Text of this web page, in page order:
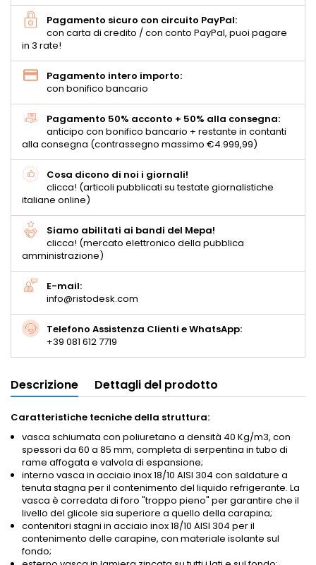
Pagamento sicuro con circuito PayPal:
con carta di credito / con conto PayPal, puoi pagare
in 3 rate!
Pagamento intero importo:
con bonifico bancario
Pagamento 50% acconto + 50% alla consegna:
anticipo con bonifico bancario + restante in contanti
alla consegna (contrassegno massimo €4.999,99)
Cosa dicono di noi i giornali!
clicca! (articoli pubblicati su testate giornalistiche
italiane online)
Siamo abilitati ai bandi del Mepa!
clicca! (mercato elettronico della pubblica
amministrazione)
E-mail:
info@ristodesk.com
Telefono Assistenza Clienti e WhatsApp:
+39 081 612 7719
Descrizione Dettagli del prodotto
Caratteristiche tecniche della struttura:
vasca schiumata con poliuretano a densità 40 Kg/m3, con
spessori da 60 a 85 mm, completa di serpentina in tubo di
rame affogata e valvola di espansione;
interno vasca in acciaio inox 18/10 AISI 304 con saldature a
tenuta stagna per il contenimento del liquido refrigerante. La
vasca è corredata di foro "troppo pieno" per garantire che il
livello del glicole sia superiore a quello della carapina;
contenitori stagni in acciaio inox 18/10 AISI 304 per il
contenimento delle carapine, con materiale isolante sul
fondo;